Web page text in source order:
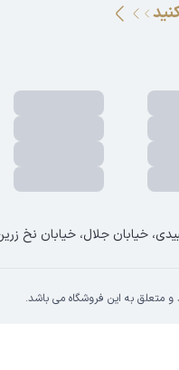
خیابان جلال، خیابان نخ
متعلق به این فروشگاه می باشد.